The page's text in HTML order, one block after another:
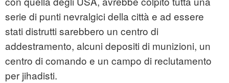
serie di punti nevralgici della città e ad essere
stati distrutti sarebbero un centro di
addestramento, alcuni depositi di munizioni, un
centro di comando e un campo di reclutamento
per jihadisti.